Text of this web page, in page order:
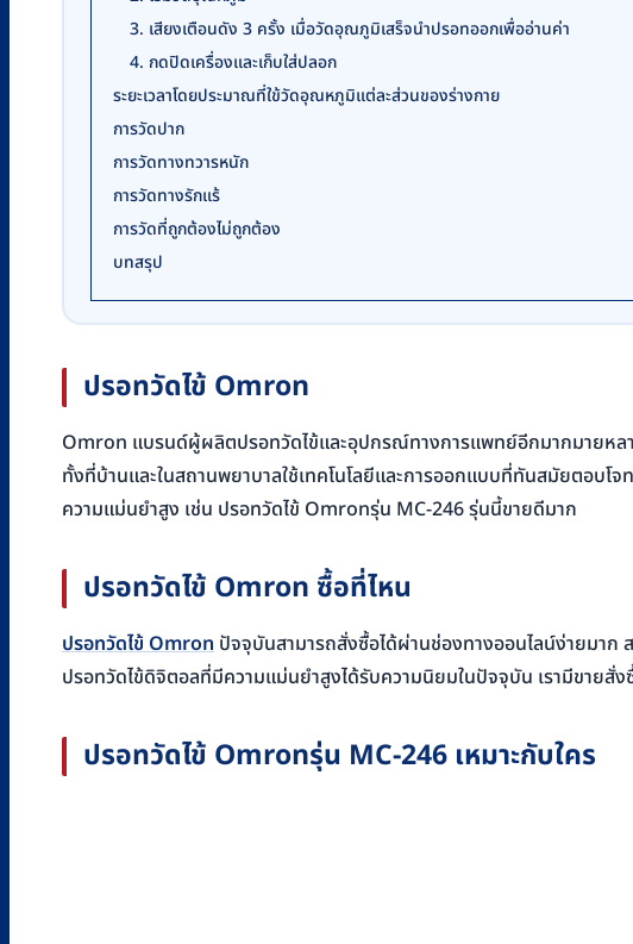
3. เสียงเตือนดัง 3 ครั้ง เมื่อวัดอุณภูมิเสร็จนำปรอทออกเพื่ออ่านค่า
4. กดปิดเครื่องและเก็บใส่ปลอก
ระยะเวลาโดยประมาณที่ใข้วัดอุณหภูมิแต่ละส่วนของร่างกาย
การวัดปาก
การวัดทางทวารหนัก
การวัดทางรักแร้
การวัดที่ถูกต้องไม่ถูกต้อง
บทสรุป
ปรอทวัดไข้ Omron
Omron แบรนด์ผู้ผลิตปรอทวัดไข้และอุปกรณ์ทางการแพทย์อีกมากมาย
ทั้งที่บ้านและในสถานพยาบาลใช้เทคโนโลยีและการออกแบบที่ทันสมัยตอบ
ความแม่นยำสูง เช่น ปรอทวัดไข้ Omronรุ่น MC-246 รุ่นนี้ขายดีมาก
ปรอทวัดไข้ Omron ซื้อที่ไหน
ปรอทวัดไข้ Omron ปัจจุบันสามารถสั่งซื้อได้ผ่านช่องทางออนไลน์ง่ายมา
ปรอทวัดไข้ดิจิตอลที่มีความแม่นยำสูงได้รับความนิยมในปัจจุบัน เรามีขายสั่
ปรอทวัดไข้ Omronรุ่น MC-246 เหมาะกับใคร